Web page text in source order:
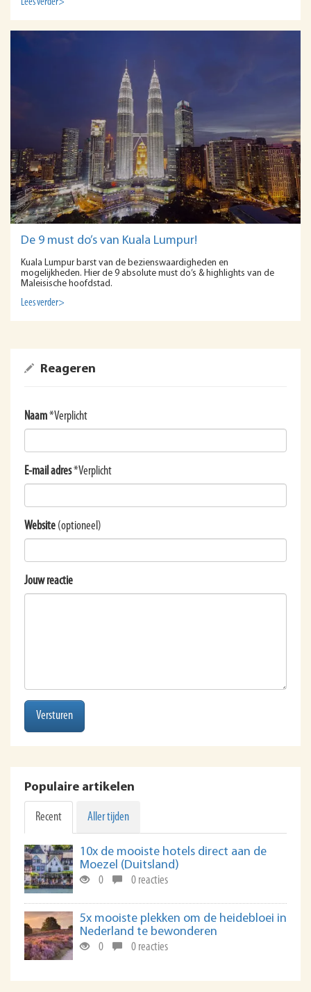
Lees verder>
De 9 must do’s van Kuala Lumpur!
Kuala Lumpur barst van de bezienswaardigheden en
mogelijkheden. Hier de 9 absolute must do’s & highlights van de
Maleisische hoofdstad.
Lees verder>
Reageren
Naam*Verplicht
E-mail adres*Verplicht
Website (optioneel)
Jouw reactie
Versturen
Populaire artikelen
Recent Aller tijden
10x de mooiste hotels direct aan de
Moezel (Duitsland)
0
0 reacties
5x mooiste plekken om de heidebloei in
Nederland te bewonderen
0
0 reacties